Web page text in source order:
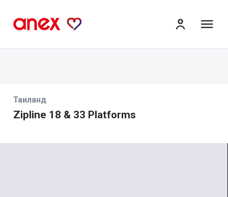
Таиланд
Zipline 18 & 33 Platforms